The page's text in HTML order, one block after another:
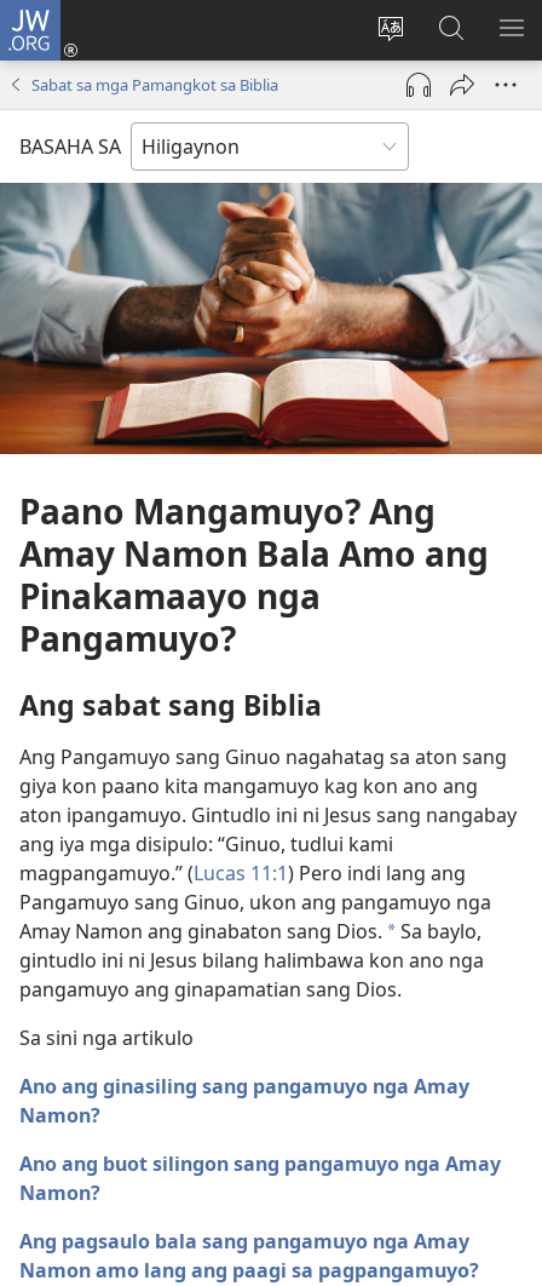
JW.ORG
Islan
ang
lenguahe
sang
site
Mag-
log
(opens
new
Mangita
sa
JW.ORG
Sabat sa mga Pamangkot sa Biblia
BASAHA SA
Paano Mangamuyo?­ Ang
Amay Namon Bala Amo ang
Pinakamaayo nga
Pangamuyo?
Ang sabat sang Biblia
Ang Pangamuyo sang Ginuo nagahatag sa aton sang
giya kon paano kita mangamuyo kag kon ano ang
aton ipangamuyo. Gintudlo ini ni Jesus sang nangabay
ang iya mga disipulo: “Ginuo, tudlui kami
magpangamuyo.” (Lucas 11:1) Pero indi lang ang
Pangamuyo sang Ginuo, ukon ang pangamuyo nga
Amay Namon ang ginabaton sang Dios. aSa baylo,
gintudlo ini ni Jesus bilang halimbawa kon ano nga
pangamuyo ang ginapamatian sang Dios.
Sa sini nga artikulo
Ano ang ginasiling sang pangamuyo nga Amay
Namon?
Ano ang buot silingon sang pangamuyo nga Amay
Namon?
Ang pagsaulo bala sang pangamuyo nga Amay
Namon amo lang ang paagi sa pagpangamuyo?